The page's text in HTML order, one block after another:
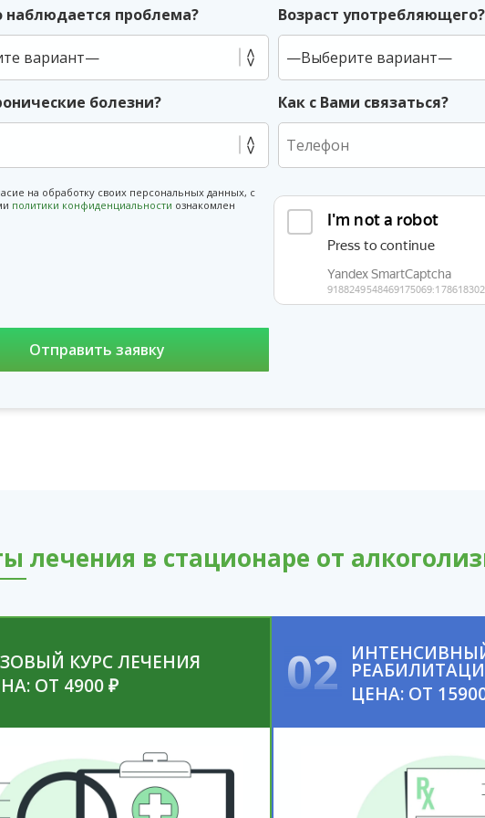
наблюдается проблема? Возраст употребляющего?
болезни? Как с Вами связаться?
на обработку своих персональных данных, с
политики конфиденциальности ознакомлен
лечения в стационаре от
КУРС ЛЕЧЕНИЯ
ОТ 4900 ₽
02
ЦЕНА: ОТ